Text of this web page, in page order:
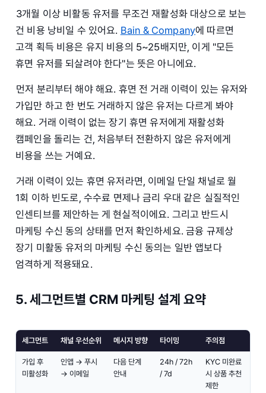
3개월 이상 비활동 유저를 무조건 재활성화 대상으로 보는
건 비용 낭비일 수 있어요. Bain & Company에 따르면
고객 획득 비용은 유지 비용의 5~25배지만, 이게 "모든
휴면 유저를 되살려야 한다"는 뜻은 아니에요.
먼저 분리부터 해야 해요. 휴면 전 거래 이력이 있는 유저와
가입만 하고 한 번도 거래하지 않은 유저는 다르게 봐야
해요. 거래 이력이 없는 장기 휴면 유저에게 재활성화
캠페인을 돌리는 건, 처음부터 전환하지 않은 유저에게
비용을 쓰는 거예요.
거래 이력이 있는 휴면 유저라면, 이메일 단일 채널로 월
1회 이하 빈도로, 수수료 면제나 금리 우대 같은 실질적인
인센티브를 제안하는 게 현실적이에요. 그리고 반드시
마케팅 수신 동의 상태를 먼저 확인하세요. 금융 규제상
장기 미활동 유저의 마케팅 수신 동의는 일반 앱보다
엄격하게 적용돼요.
5. 세그먼트별 CRM 마케팅 설계 요약
세그먼트 채널 우선순위 메시지 방향 타이밍 주의점
가입 후
미활성화
인앱 → 푸시
→ 이메일
다음 단계
안내
24h / 72h
/ 7d
KYC 미완료
시 상품 추천
제한